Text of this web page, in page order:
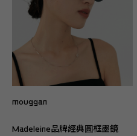
mouggan
Madeleine品牌經典圓框墨鏡